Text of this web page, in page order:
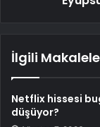
İlgili
Netflix hissesi
düşüyor?